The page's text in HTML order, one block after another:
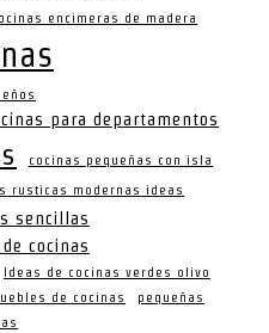
encimeras de madera
para departamentos
cocinas pequeñas con isla
rusticas modernas ideas
sencillas
cocinas
Ideas de cocinas verdes olivo
de cocinas
pequeñas